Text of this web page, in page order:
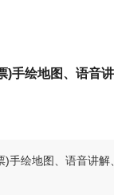
)手绘地图、语音
)手绘地图、语音讲